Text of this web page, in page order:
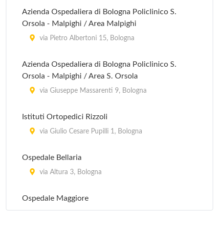
Azienda Ospedaliera di Bologna Policlinico S.
Orsola - Malpighi / Area Malpighi
via Pietro Albertoni 15, Bologna
Azienda Ospedaliera di Bologna Policlinico S.
Orsola - Malpighi / Area S. Orsola
via Giuseppe Massarenti 9, Bologna
Istituti Ortopedici Rizzoli
via Giulio Cesare Pupilli 1, Bologna
Ospedale Bellaria
via Altura 3, Bologna
Ospedale Maggiore